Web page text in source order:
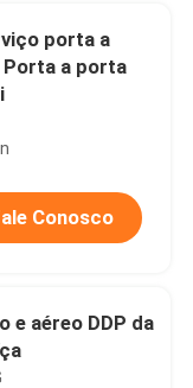
porta a
a porta
Conosco
e aéreo DDP da